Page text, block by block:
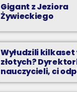
Gigant z Jeziora
Żywieckiego
Wyłudzili kilkaset
złotych?
nauczycieli, ci
zarzuty